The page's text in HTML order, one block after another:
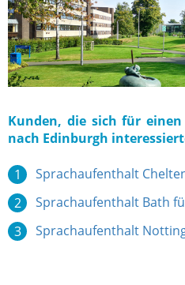
Kunden, die sich für
nach Edinburgh
Sprachaufenthalt
Sprachaufenthalt Bath
Sprachaufenthalt